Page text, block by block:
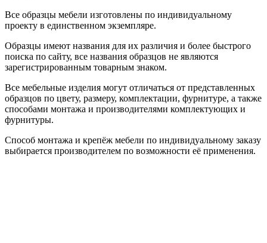
Все образцы мебели изготовлены по индивидуальному
проекту в единственном экземпляре.
Образцы имеют названия для их различия и более быстрого
поиска по сайту, все названия образцов не являются
зарегистрированным товарным знаком.
Все мебельные изделия могут отличаться от представленных
образцов по цвету, размеру, комплектации, фурнитуре, а также
способами монтажа и производителями комплектующих и
фурнитуры.
Способ монтажа и крепёж мебели по индивидуальному заказу
выбирается производителем по возможности её применения.